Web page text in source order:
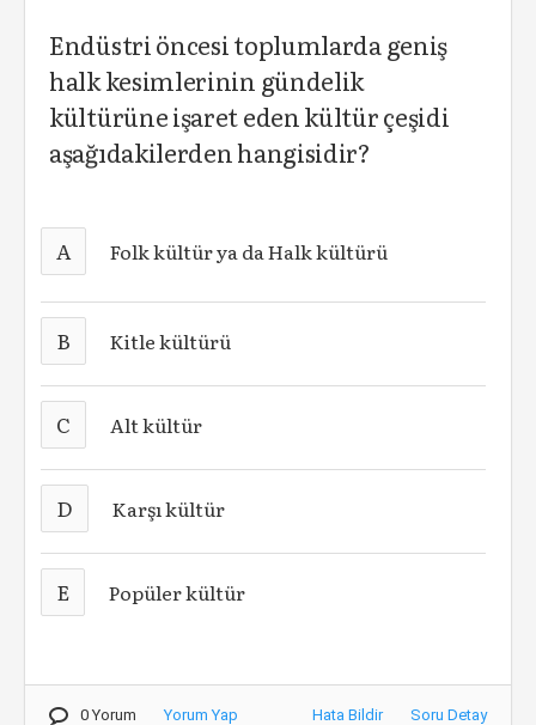
Endüstri öncesi toplumlarda geniş
halk kesimlerinin gündelik
kültürüne işaret eden kültür çeşidi
aşağıdakilerden hangisidir?
A Folk kültür ya da Halk kültürü
B Kitle kültürü
C Alt kültür
D Karşı kültür
E Popüler kültür
0 Yorum Yorum Yap Hata Bildir Soru Detay